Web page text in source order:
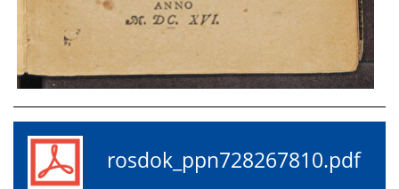
rosdok_ppn728267810.pdf